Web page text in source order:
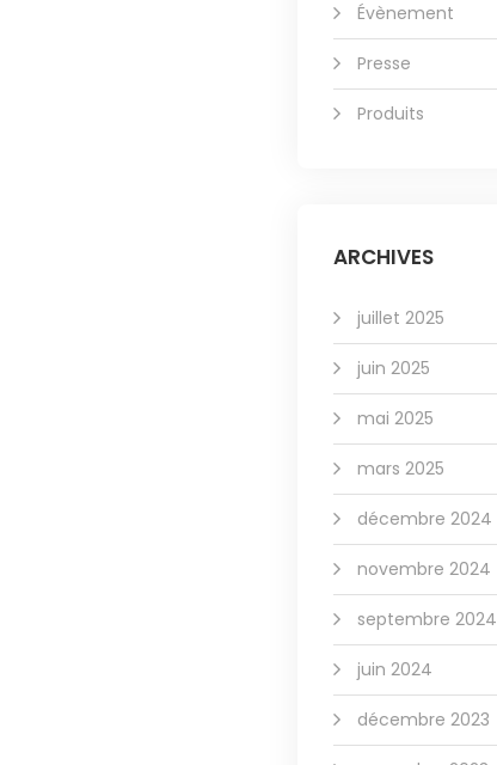
Évènement
Presse
Produits
ARCHIVES
juillet 2025
juin 2025
mai 2025
mars 2025
décembre 2024
novembre 2024
septembre 2024
juin 2024
décembre 2023